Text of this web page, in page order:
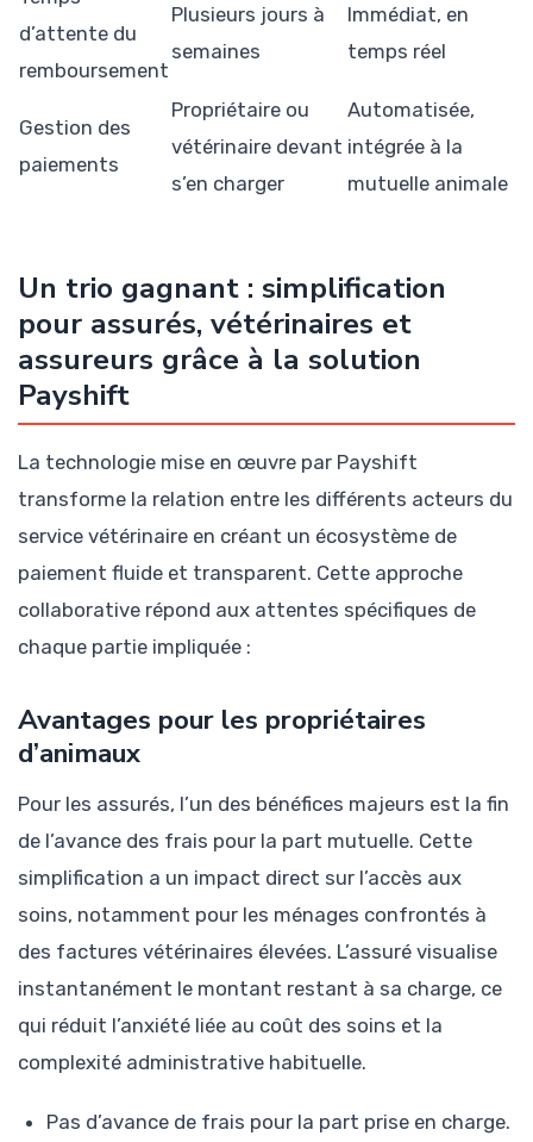
d’attente du
remboursement
Plusieurs jours à
semaines
Immédiat, en
temps réel
Gestion des
paiements
Propriétaire ou
vétérinaire devant
s’en charger
Automatisée,
intégrée à la
mutuelle animale
Un trio gagnant : simplification
pour assurés, vétérinaires et
assureurs grâce à la solution
Payshift
La technologie mise en œuvre par Payshift
transforme la relation entre les différents acteurs du
service vétérinaire en créant un écosystème de
paiement fluide et transparent. Cette approche
collaborative répond aux attentes spécifiques de
chaque partie impliquée :
Avantages pour les propriétaires
d’animaux
Pour les assurés, l’un des bénéfices majeurs est la fin
de l’avance des frais pour la part mutuelle. Cette
simplification a un impact direct sur l’accès aux
soins, notamment pour les ménages confrontés à
des factures vétérinaires élevées. L’assuré visualise
instantanément le montant restant à sa charge, ce
qui réduit l’anxiété liée au coût des soins et la
complexité administrative habituelle.
Pas d’avance de frais pour la part prise en charge.